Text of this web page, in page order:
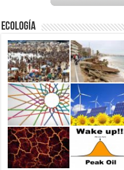
Ecología